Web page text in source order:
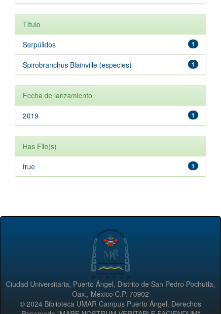
Título
1
Serpúlidos
1
Spirobranchus Blainville (especies)
Fecha de lanzamiento
1
2019
Has File(s)
1
true
Ciudad Universitaria, Puerto Ángel, Distrito de San Pedro Pochutla,
Oax., México C.P. 70902
© 2024 Biblioteca UMAR Campus Puerto Ángel. Derechos